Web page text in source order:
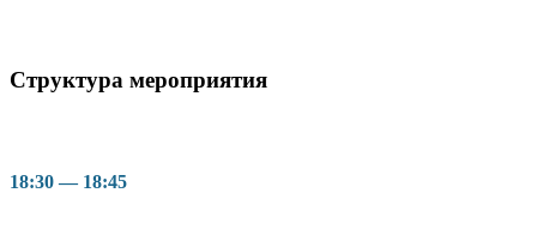
Структура мероприятия
18:30 — 18:45